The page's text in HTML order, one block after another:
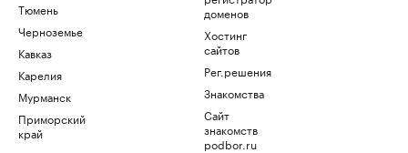
Тюмень
Черноземье
Кавказ
Карелия
Мурманск
Приморский
край
доменов
Хостинг
сайтов
Рег.решения
Знакомства
Сайт
знакомств
podbor.ru